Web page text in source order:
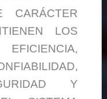
CARÁCTER
LOS
Y